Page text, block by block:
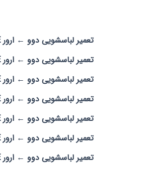
تعمیر لباسشویی دوو ← ارور LE :
تعمیر لباسشویی دوو ← ارور IE :
تعمیر لباسشویی دوو ← ارور SE:
تعمیر لباسشویی دوو ← ارور HE:
تعمیر لباسشویی دوو ← ارور OE:
تعمیر لباسشویی دوو ← ارور DE:
تعمیر لباسشویی دوو ← ارور PE :